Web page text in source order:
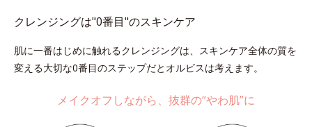
クレンジングは"0番目"のスキンケア
肌に一番はじめに触れるクレンジングは、スキンケア全体の質を
変える大切な0番目のステップだとオルビスは考えます。
メイクオフしながら、抜群の“やわ肌”に